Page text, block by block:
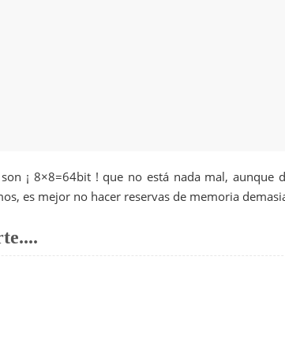
¡ 8×8=64bit ! que no está nada mal, aunque
es mejor no hacer reservas de memoria